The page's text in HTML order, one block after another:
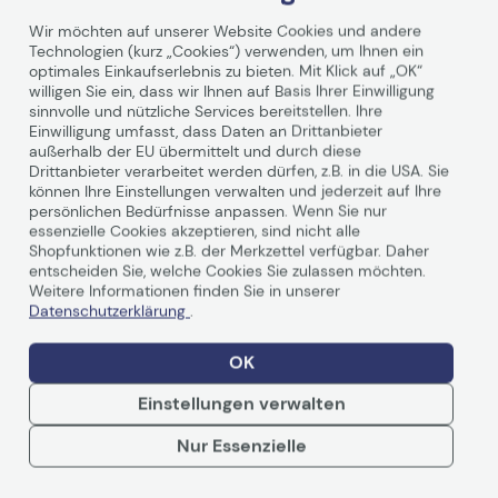
Technische Daten
Herstellerinformationen
Hersteller
OKI
Herst. Art. Nr.
EAN
5031713053750
Hauptmerkmale
Produktbeschreibung
OKI Trommel-Kit
Verbrauchsmaterialtyp
Trommel-Kit
Weiterlesen
Wir möchten auf unserer Website Cookies und andere
Technologien (kurz „Cookies“) verwenden, um Ihnen ein
optimales Einkaufserlebnis zu bieten. Mit Klick auf „OK“
willigen Sie ein, dass wir Ihnen auf Basis Ihrer Einwilligung
sinnvolle und nützliche Services bereitstellen. Ihre
Einwilligung umfasst, dass Daten an Drittanbieter
außerhalb der EU übermittelt und durch diese
Drittanbieter verarbeitet werden dürfen, z.B. in die USA. Sie
können Ihre Einstellungen verwalten und jederzeit auf Ihre
persönlichen Bedürfnisse anpassen. Wenn Sie nur
essenzielle Cookies akzeptieren, sind nicht alle
Shopfunktionen wie z.B. der Merkzettel verfügbar. Daher
entscheiden Sie, welche Cookies Sie zulassen möchten.
Weitere Informationen finden Sie in unserer
Datenschutzerklärung .
OK
Einstellungen verwalten
Nur Essenzielle